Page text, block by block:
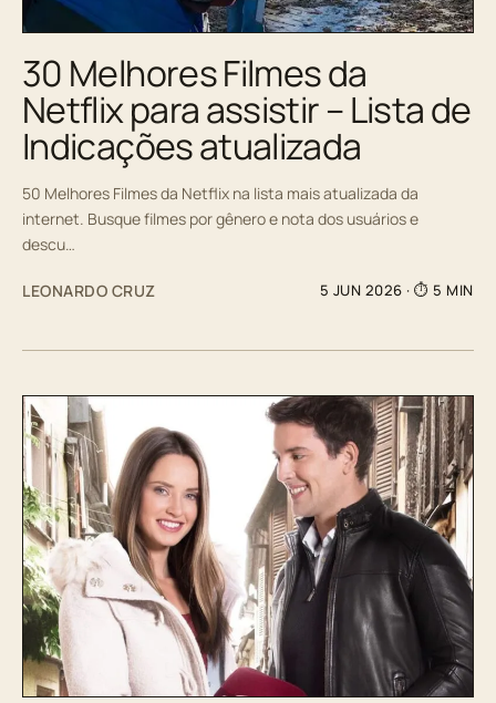
30 Melhores Filmes da
Netflix para assistir – Lista de
Indicações atualizada
50 Melhores Filmes da Netflix na lista mais atualizada da
internet. Busque filmes por gênero e nota dos usuários e
descu…
LEONARDO CRUZ 5 JUN 2026 · ⏱ 5 MIN